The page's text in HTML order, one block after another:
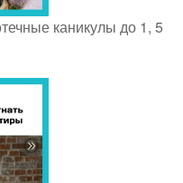
каникулы до 1, 5